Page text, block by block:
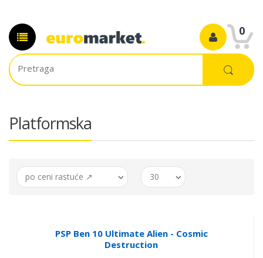
0
Platformska
po ceni rastuće ↗ 30
PSP Ben 10 Ultimate Alien - Cosmic
Destruction